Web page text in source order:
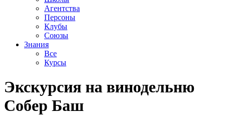
Агентства
Персоны
Клубы
Союзы
Знания
Все
Курсы
Экскурсия на винодельню
Собер Баш